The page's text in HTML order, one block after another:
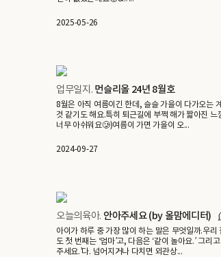
2025-05-26
업무일지. 먼슬리올 24년 8월호
8월은 아직 여름이긴 한데, 슬슬 가을이 다가오는
것 같기도 해요.특히 퇴근길에 부쩍 해가 짧아진
너무 아쉬워요🥲)여름이 가면 가을이 오...
2024-09-27
오늘의육아. 안아주세요 (by 올맘에디터)
아이가 하루 중 가장 많이 하는 말은 무엇일까.우
도 첫 번째는 ‘엄마’고, 다음은 ‘같이 놀아요.’ 그리
주세요.’다. 넘어지거나 다치면 외관상...